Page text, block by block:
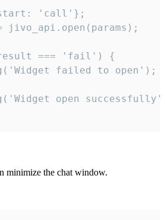
'call'};
=== 'fail') {
failed to open');
open
minimize the chat window.